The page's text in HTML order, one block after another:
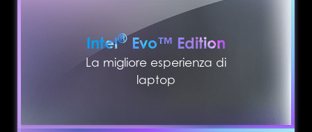
Intel® Evo™ Edition
La migliore esperienza di
laptop